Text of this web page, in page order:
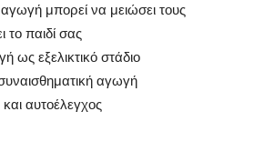
μπορεί να μειώσει τους
το παιδί σας
ως εξελικτικό στάδιο
αγωγή
αυτοέλεγχος